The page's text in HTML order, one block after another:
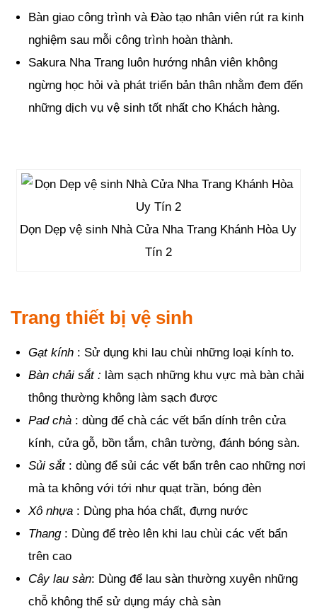
Bàn giao công trình và Đào tạo nhân viên rút ra kinh
nghiệm sau mỗi công trình hoàn thành.
Sakura Nha Trang luôn hướng nhân viên không
ngừng học hỏi và phát triển bản thân nhằm đem đến
những dịch vụ vệ sinh tốt nhất cho Khách hàng.
Dọn Dẹp vệ sinh Nhà Cửa Nha Trang Khánh Hòa Uy
Tín 2
Trang thiết bị vệ sinh
Gạt kính : Sử dụng khi lau chùi những loại kính to.
Bàn chải sắt : làm sạch những khu vực mà bàn chải
thông thường không làm sạch được
Pad chà : dùng để chà các vết bẩn dính trên cửa
kính, cửa gỗ, bồn tắm, chân tường, đánh bóng sàn.
Sủi sắt: dùng để sủi các vết bẩn trên cao những nơi
mà ta không với tới như quạt trần, bóng đèn
Xô nhựa : Dùng pha hóa chất, đựng nước
Thang: Dùng để trèo lên khi lau chùi các vết bẩn
trên cao
Cây lau sàn: Dùng để lau sàn thường xuyên những
chỗ không thể sử dụng máy chà sàn